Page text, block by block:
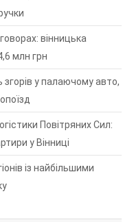
вінницька
млн грн
згорів у палаючому авто,
Повітряних Сил:
у Вінниці
із найбільшими